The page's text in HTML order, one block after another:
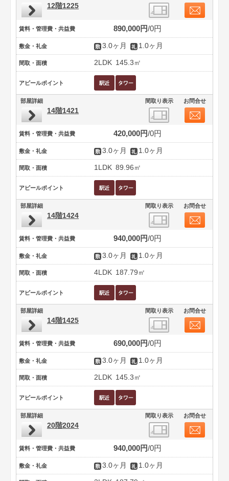
12階1225
賃料・管理費・共益費 890,000円 0円
敷金・礼金 3.0ヶ月 1.0ヶ月
間取・面積 2LDK 145.3㎡
アピールポイント
部屋詳細 間取り表示 お問合せ
14階1421
賃料・管理費・共益費 420,000円 0円
敷金・礼金 3.0ヶ月 1.0ヶ月
間取・面積 1LDK 89.96㎡
アピールポイント
部屋詳細 間取り表示 お問合せ
14階1424
賃料・管理費・共益費 940,000円 0円
敷金・礼金 3.0ヶ月 1.0ヶ月
間取・面積 4LDK 187.79㎡
アピールポイント
部屋詳細 間取り表示 お問合せ
14階1425
賃料・管理費・共益費 690,000円 0円
敷金・礼金 3.0ヶ月 1.0ヶ月
間取・面積 2LDK 145.3㎡
アピールポイント
部屋詳細 間取り表示 お問合せ
20階2024
賃料・管理費・共益費 940,000円 0円
敷金・礼金 3.0ヶ月 1.0ヶ月